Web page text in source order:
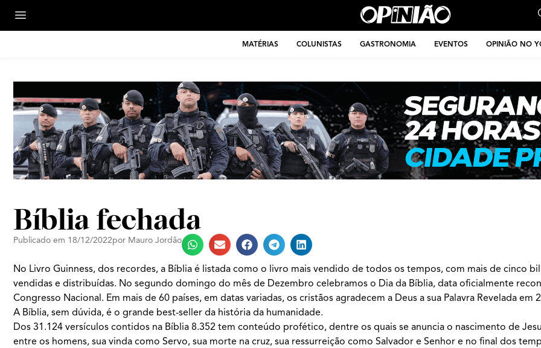
MATÉRIAS COLUNISTAS GASTRONOMIA EVENTOS OPINIÃO NO
Bíblia fechada
Publicado em 18/12/2022por Mauro Jordão
No Livro Guinness, dos recordes, a Bíblia é listada como o livro mais vendido de todos os tempos, com mais de cinco
vendidas e distribuídas. No segundo domingo do mês de Dezembro celebramos o Dia da Bíblia, data oficialmente
Congresso Nacional. Em mais de 60 países, em datas variadas, os cristãos agradecem a Deus a sua Palavra Revelada em
A Bíblia, sem dúvida, é o grande best-seller da história da humanidade.
Dos 31.124 versículos contidos na Bíblia 8.352 tem conteúdo profético, dentre os quais se anuncia o nascimento de
entre os homens, sua vinda como Servo, sua morte na cruz, sua ressurreição como Salvador e Senhor e no final dos